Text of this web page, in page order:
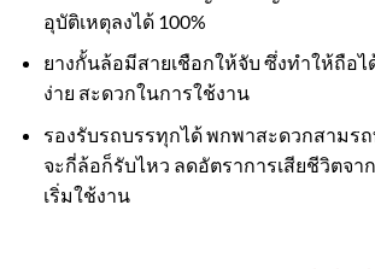
อุบัติเหตุลงได้ 100%
ยางกั้นล้อมีสายเชือกให้จับ ซึ่งทำให้ถือไ
ง่าย สะดวกในการใช้งาน
รองรับรถบรรทุกได้ พกพาสะดวกสามร
จะกี่ล้อก็รับไหว ลดอัตราการเสียชีวิตจ
เริ่มใช้งาน